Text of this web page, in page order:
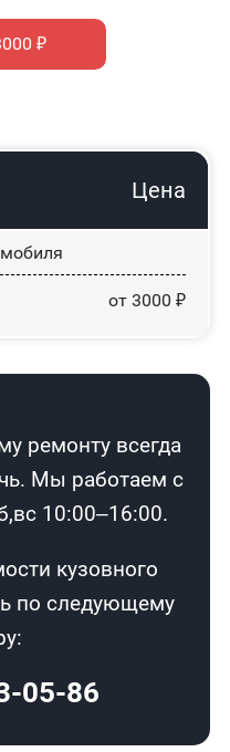
₽
Цена
от 3000 ₽
ремонту всегда
Мы работаем с
10:00–16:00.
кузовного
по следующему
05-86